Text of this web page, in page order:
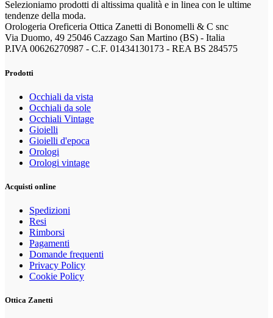
Selezioniamo prodotti di altissima qualità e in linea con le ultime
tendenze della moda.
Orologeria Oreficeria Ottica Zanetti di Bonomelli & C snc
Via Duomo, 49 25046 Cazzago San Martino (BS) - Italia
P.IVA 00626270987 - C.F. 01434130173 - REA BS 284575
Prodotti
Occhiali da vista
Occhiali da sole
Occhiali Vintage
Gioielli
Gioielli d'epoca
Orologi
Orologi vintage
Acquisti online
Spedizioni
Resi
Rimborsi
Pagamenti
Domande frequenti
Privacy Policy
Cookie Policy
Ottica Zanetti